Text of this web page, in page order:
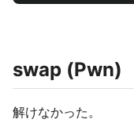
swap (Pwn)
解けなかった。